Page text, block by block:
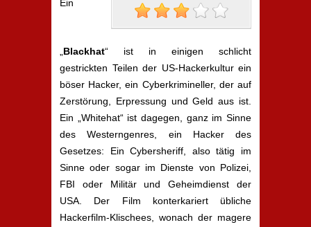
Ein
Blackhat“ ist in einigen schlicht
gestrickten Teilen der US-Hackerkultur ein
böser Hacker, ein Cyberkrimineller, der auf
Zerstörung, Erpressung und Geld aus ist.
Ein „Whitehat“ ist dagegen, ganz im Sinne
des Westerngenres, ein Hacker des
Gesetzes: Ein Cybersheriff, also tätig im
Sinne oder sogar im Dienste von Polizei,
FBI oder Militär und Geheimdienst der
USA. Der Film konterkariert übliche
Hackerfilm-Klischees, wonach der magere